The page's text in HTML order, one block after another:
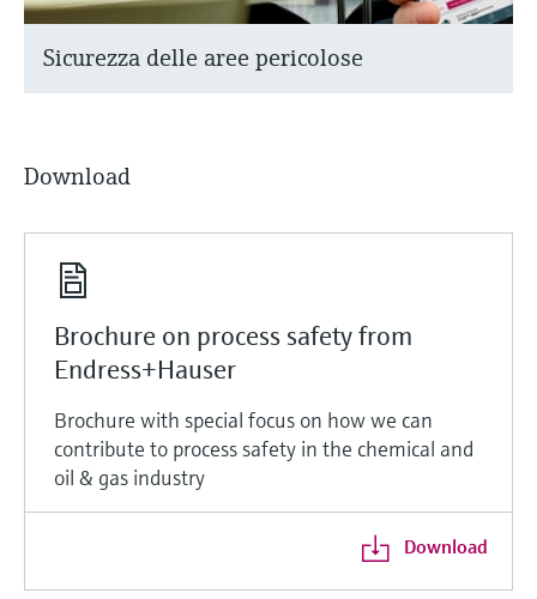
Sicurezza delle aree pericolose
Download
Brochure on process safety from
Endress+Hauser
Brochure with special focus on how we can
contribute to process safety in the chemical and
oil & gas industry
Download